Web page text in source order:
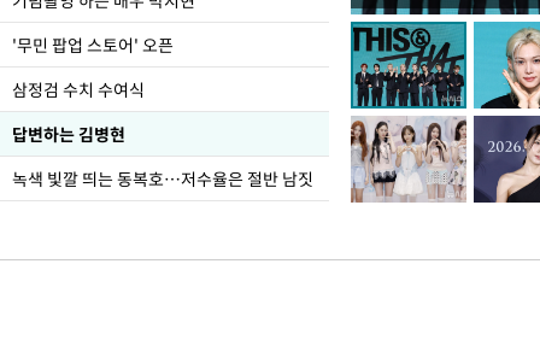
'무민 팝업 스토어' 오픈
삼정검 수치 수여식
답변하는 김병현
녹색 빛깔 띄는 동복호…저수율은 절반 남짓
가 책임지고 치유"